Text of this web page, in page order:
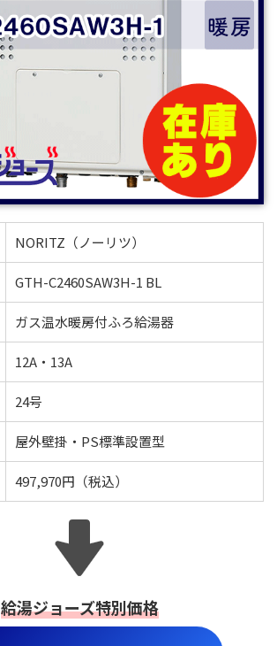
NORITZ（ノーリツ）
GTH-C2460SAW3H-1 BL
ガス温水暖房付ふろ給湯器
12A・13A
24号
屋外壁掛・PS標準設置型
497,970円（税込）
給湯ジョーズ特別価格